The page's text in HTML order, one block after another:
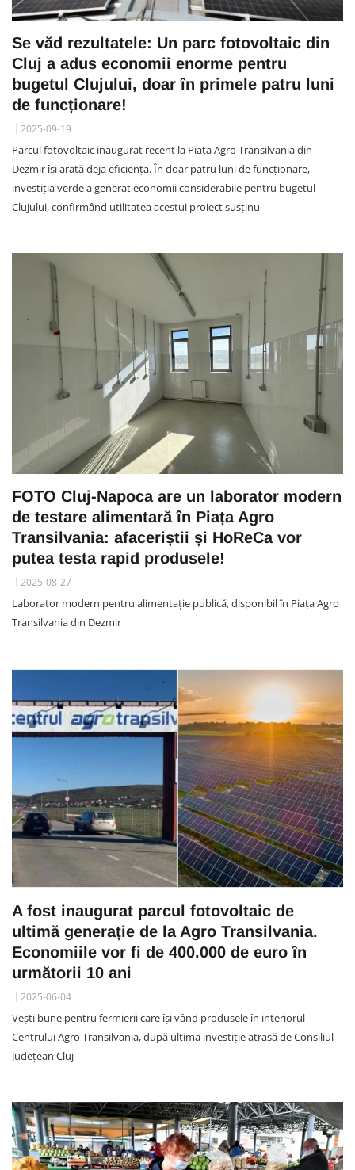
Se văd rezultatele: Un parc fotovoltaic din
Cluj a adus economii enorme pentru
bugetul Clujului, doar în primele patru luni
de funcționare!
2025-09-19
Parcul fotovoltaic inaugurat recent la Piața Agro Transilvania din
Dezmir își arată deja eficiența. În doar patru luni de funcționare,
investiția verde a generat economii considerabile pentru bugetul
Clujului, confirmând utilitatea acestui proiect susținu
FOTO Cluj-Napoca are un laborator modern
de testare alimentară în Piața Agro
Transilvania: afaceriștii și HoReCa vor
putea testa rapid produsele!
2025-08-27
Laborator modern pentru alimentație publică, disponibil în Piața Agro
Transilvania din Dezmir
A fost inaugurat parcul fotovoltaic de
ultimă generație de la Agro Transilvania.
Economiile vor fi de 400.000 de euro în
următorii 10 ani
2025-06-04
Vești bune pentru fermierii care își vând produsele în interiorul
Centrului Agro Transilvania, după ultima investiție atrasă de Consiliul
Județean Cluj